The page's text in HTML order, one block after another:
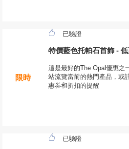
限時
已驗證
特價藍色托帕石首飾 -
這是最好的The Opal優惠之
站流覽當前的熱門產品，或
惠券和折扣的提醒
已驗證